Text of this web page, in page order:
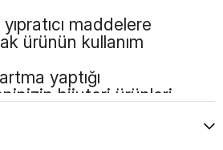
maddelere
ürünün kullanım
yaptığı
bijuteri ürünleri